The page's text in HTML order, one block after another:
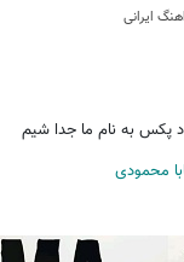
ایرانی
پکس به نام ما جدا شیم
محمودی